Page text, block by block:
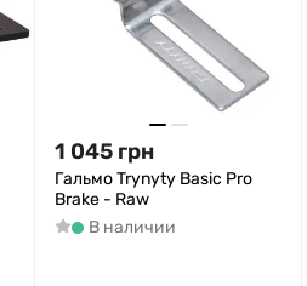
1 045 грн
Гальмо Trynyty Basic Pro
Brake - Raw
В наличии